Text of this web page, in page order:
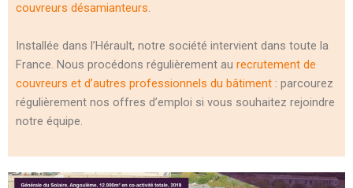
couvreurs désamianteurs.
Installée dans l’Hérault, notre société intervient dans toute la
France. Nous procédons régulièrement au recrutement de
couvreurs et d’autres professionnels du bâtiment : parcourez
régulièrement nos offres d’emploi si vous souhaitez rejoindre
notre équipe.